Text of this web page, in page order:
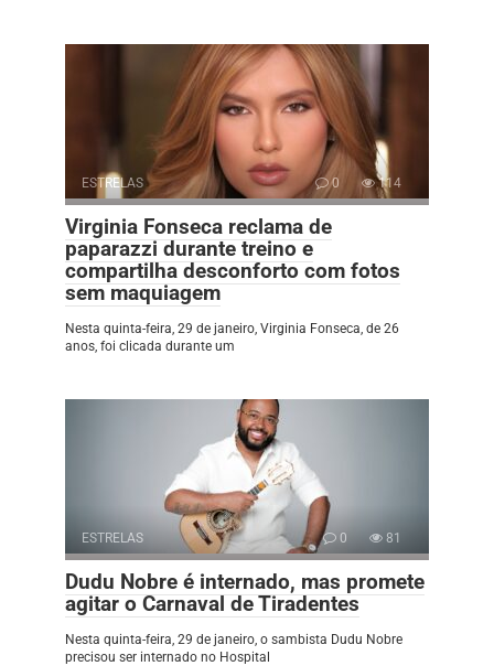
ESTRELAS 0 114
Virginia Fonseca reclama de
paparazzi durante treino e
compartilha desconforto com fotos
sem maquiagem
Nesta quinta-feira, 29 de janeiro, Virginia Fonseca, de 26
anos, foi clicada durante um
ESTRELAS 0 81
Dudu Nobre é internado, mas promete
agitar o Carnaval de Tiradentes
Nesta quinta-feira, 29 de janeiro, o sambista Dudu Nobre
precisou ser internado no Hospital